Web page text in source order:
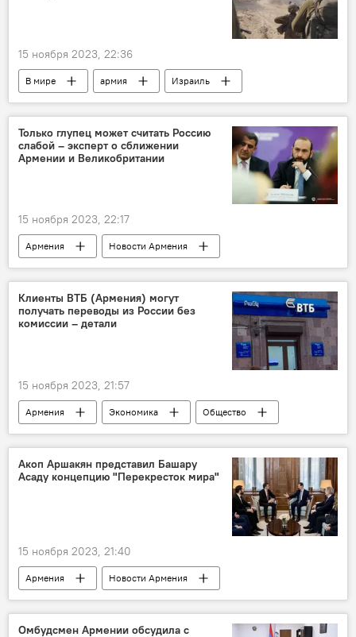
15 ноября 2023, 22:36
В мире армия
Израиль
Сектор Газа
Только глупец может считать Россию
слабой – эксперт о сближении
Армении и Великобритании
15 ноября 2023, 22:17
Армения
Новости Армения
Политика
регион
Кавказский регион
Великобритания
Россия
Клиенты ВТБ (Армения) могут
получать переводы из России без
комиссии – детали
15 ноября 2023, 21:57
Армения Экономика
Общество
"Банк ВТБ (Армения)"
перевод
Акоп Аршакян представил Башару
Асаду концепцию "Перекресток мира"
15 ноября 2023, 21:40
Армения
Новости Армения
Политика
Акоп Аршакян
Башар Асад
концепция
Омбудсмен Армении обсудила с